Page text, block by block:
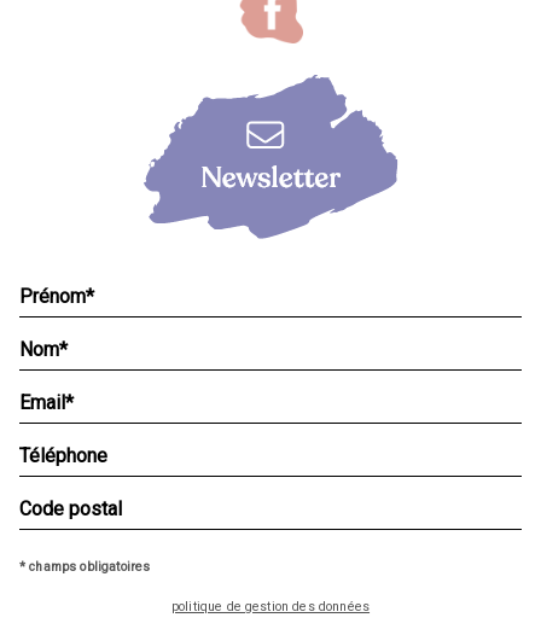
* champs obligatoires
politique de gestion des données